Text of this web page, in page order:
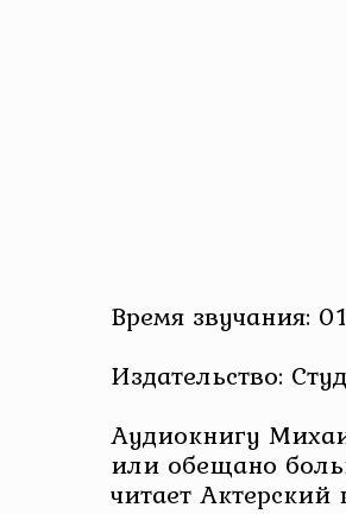
Время звучания:
Издательство:
Аудиокнигу
или обещано
читает Актерский